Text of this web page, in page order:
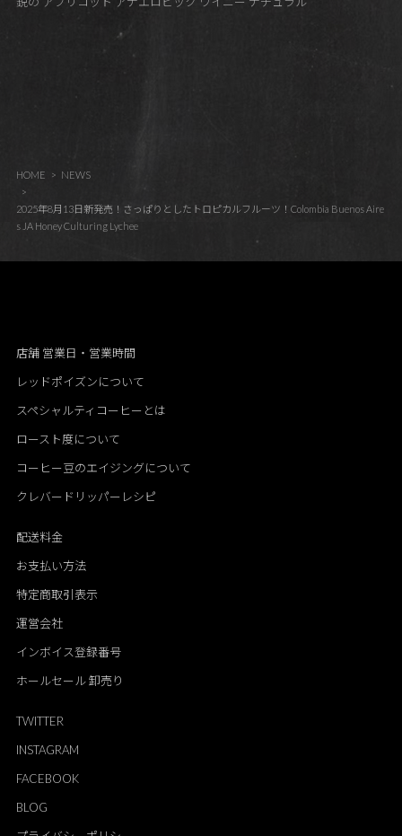
HOME NEWS
2025年8月13日新発売！さっぱりとしたトロピカルフルーツ！Colombia Buenos Aire
s JA Honey Culturing Lychee
店舗 営業日・営業時間
レッドポイズンについて
スペシャルティコーヒーとは
ロースト度について
コーヒー豆のエイジングについて
クレバードリッパーレシピ
配送料金
お支払い方法
特定商取引表示
運営会社
インボイス登録番号
ホールセール 卸売り
TWITTER
INSTAGRAM
FACEBOOK
BLOG